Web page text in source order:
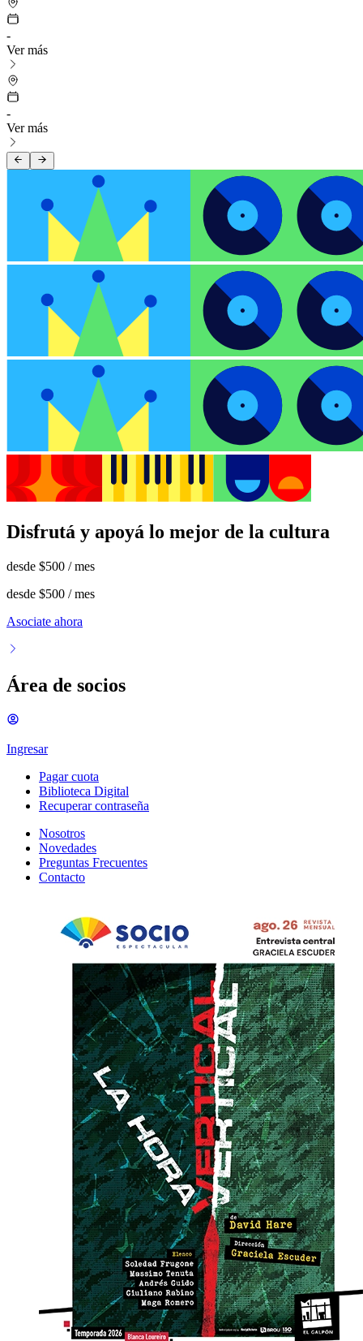
-
Ver más
-
Ver más
Disfrutá y apoyá lo mejor de la cultura
desde $500 / mes
desde $500 / mes
Asociate ahora
Área de socios
Ingresar
Pagar cuota
Biblioteca Digital
Recuperar contraseña
Nosotros
Novedades
Preguntas Frecuentes
Contacto